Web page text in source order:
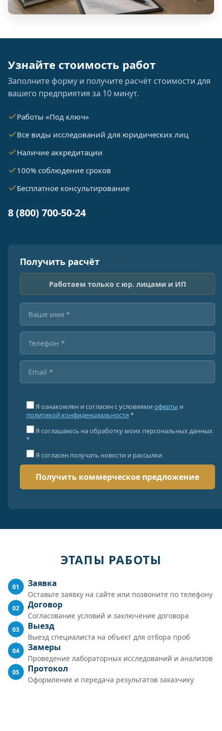
Узнайте стоимость работ
Заполните форму и получите расчёт стоимости для
вашего предприятия за 10 минут.
Работы «Под ключ»
Все виды исследований для юридических лиц
Наличие аккредитации
100% соблюдение сроков
Бесплатное консультирование
8 (800) 700-50-24
Получить расчёт
Работаем только с юр. лицами и ИП
Я ознакомлен и согласен с условиями оферты и
политикой конфиденциальности *
Я соглашаюсь на обработку моих персональных данных
*
Я согласен получать новости и рассылки
ЭТАПЫ РАБОТЫ
01 Заявка
Оставьте заявку на сайте или позвоните по телефону
02 Договор
Согласование условий и заключение договора
03 Выезд
Выезд специалиста на объект для отбора проб
04 Замеры
Проведение лабораторных исследований и анализов
05 Протокол
Оформление и передача результатов заказчику